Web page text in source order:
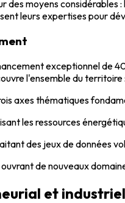
des moyens
leurs expertises pour
exceptionnel de
l'ensemble du
axes thématiques
les ressources
des jeux de données
de nouveaux
et